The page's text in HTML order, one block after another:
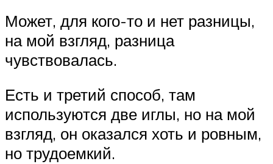
Может, для кого-то и нет разницы,
на мой взгляд, разница
чувствовалась.
Есть и третий способ, там
используются две иглы, но на мой
взгляд, он оказался хоть и ровным,
но трудоемкий.